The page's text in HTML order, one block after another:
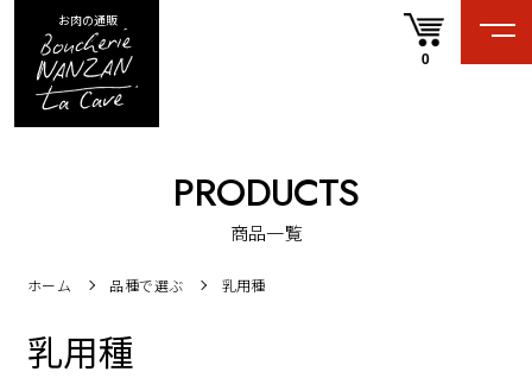
お肉の通販
0
PRODUCTS
商品一覧
ホーム 品種で選ぶ 乳用種
乳用種